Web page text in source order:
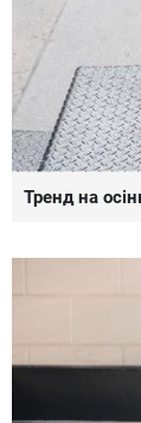
Тренд на